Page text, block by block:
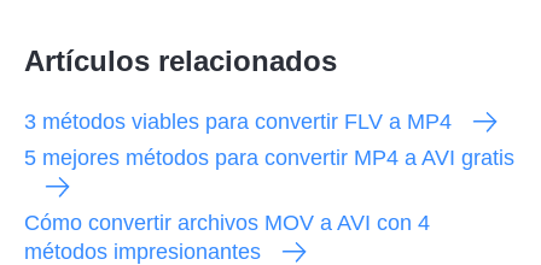
Artículos relacionados
3 métodos viables para convertir FLV a MP4
5 mejores métodos para convertir MP4 a AVI gratis
Cómo convertir archivos MOV a AVI con 4
métodos impresionantes